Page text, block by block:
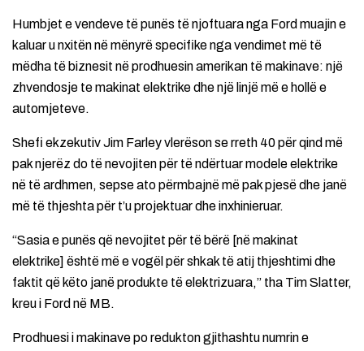
Humbjet e vendeve të punës të njoftuara nga Ford muajin e
kaluar u nxitën në mënyrë specifike nga vendimet më të
mëdha të biznesit në prodhuesin amerikan të makinave: një
zhvendosje te makinat elektrike dhe një linjë më e hollë e
automjeteve.
Shefi ekzekutiv Jim Farley vlerëson se rreth 40 për qind më
pak njerëz do të nevojiten për të ndërtuar modele elektrike
në të ardhmen, sepse ato përmbajnë më pak pjesë dhe janë
më të thjeshta për t’u projektuar dhe inxhinieruar.
“Sasia e punës që nevojitet për të bërë [në makinat
elektrike] është më e vogël për shkak të atij thjeshtimi dhe
faktit që këto janë produkte të elektrizuara,” tha Tim Slatter,
kreu i Ford në MB.
Prodhuesi i makinave po redukton gjithashtu numrin e